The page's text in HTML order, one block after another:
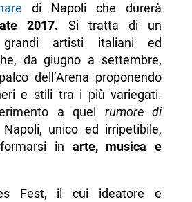
di Napoli che durerà
2017. Si tratta di un
artisti italiani ed
da giugno a settembre,
dell’Arena proponendo
e stili tra i più variegati.
a quel rumore di
unico ed irripetibile,
in arte, musica e
Fest, il cui ideatore e